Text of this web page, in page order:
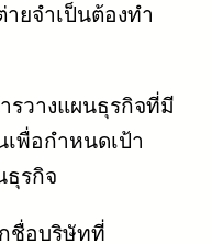
ยจำเป็นต้องทำ
รวางแผนธุรกิจที่มี
เพื่อกำหนดเป้า
ธุรกิจ
ชื่อบริษัทที่